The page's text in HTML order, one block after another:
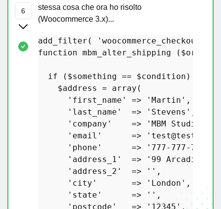
stessa cosa che ora ho risolto
(Woocommerce 3.x)...
add_filter (
function mbm_alter_shipping ( $order
if ( $something == $condition ) {
$address
= array (
'first_name'
=> 'Martin' ,
'last_name'
  =>
'Stevens'
'company'
    =>
'MBM Studio'
'email'
      =>
'test@test.com'
'phone'
      =>
'777-777-777-
'address_1'
  =>
'99 Arcadia
'address_2'
  =>
'' ,
'city'
       =>
'London' ,
'state'
      =>
'' ,
'postcode'
   =>
'12345' ,